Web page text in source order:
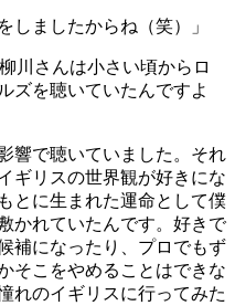
しましたからね（笑）」
川さんは小さい頃からロ
ズを聴いていたんですよ
響で聴いていました。それ
ギリスの世界観が好きにな
とに生まれた運命として僕
かれていたんです。好きで
補になったり、プロでもず
そこをやめることはできな
れのイギリスに行ってみた